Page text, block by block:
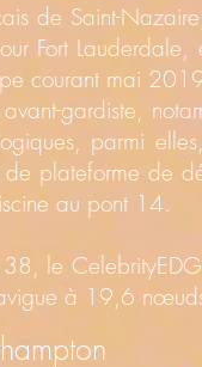
de Saint-
Fort
courant mai
gardiste,
parmi
plateforme de
au pont 14.
le
à 19,6